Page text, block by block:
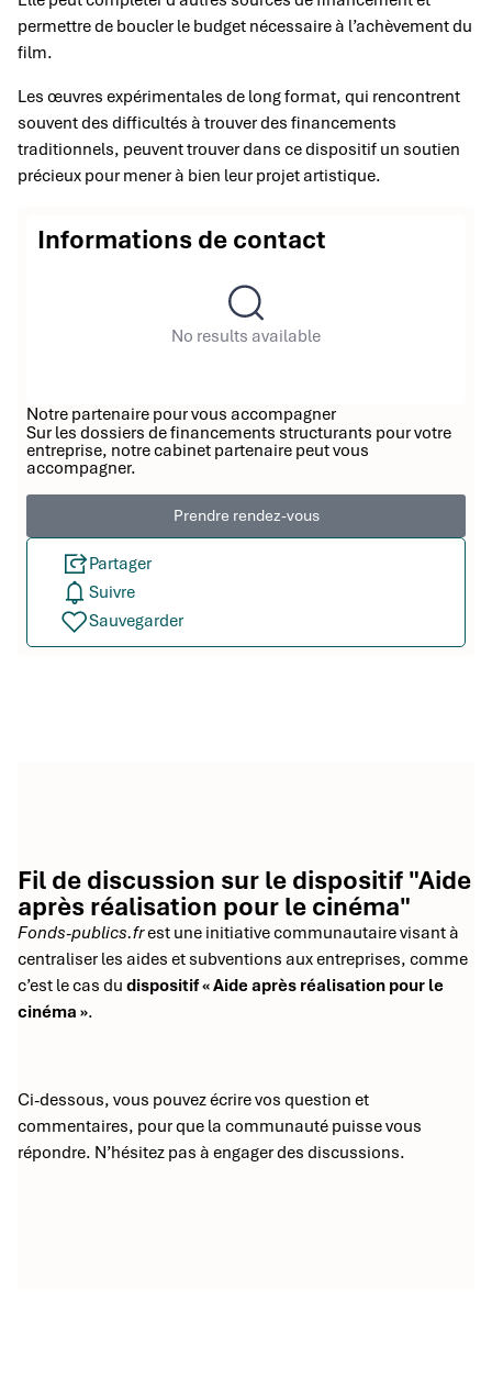
permettre de boucler le budget nécessaire à l’achèvement du
film.
Les œuvres expérimentales de long format, qui rencontrent
souvent des difficultés à trouver des financements
traditionnels, peuvent trouver dans ce dispositif un soutien
précieux pour mener à bien leur projet artistique.
Informations de contact
No results available
Notre partenaire pour vous accompagner
Sur les dossiers de financements structurants pour votre
entreprise, notre cabinet partenaire peut vous
accompagner.
Prendre rendez-vous
Partager
Suivre
Sauvegarder
Fil de discussion sur le dispositif "Aide
après réalisation pour le cinéma"
Fonds-publics.frest une initiative communautaire visant à
centraliser les aides et subventions aux entreprises, comme
c’est le cas du dispositif « Aide après réalisation pour le
cinéma ».
Ci-dessous, vous pouvez écrire vos question et
commentaires, pour que la communauté puisse vous
répondre. N’hésitez pas à engager des discussions.